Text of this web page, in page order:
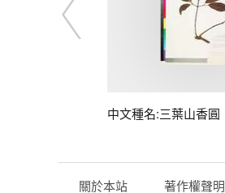
中文種名:三葉山香圓
關於本站 著作權聲明